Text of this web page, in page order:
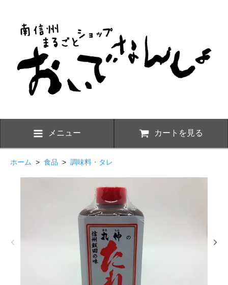
メニュー カートを見る
ホーム > 食品 > 調味料・タレ